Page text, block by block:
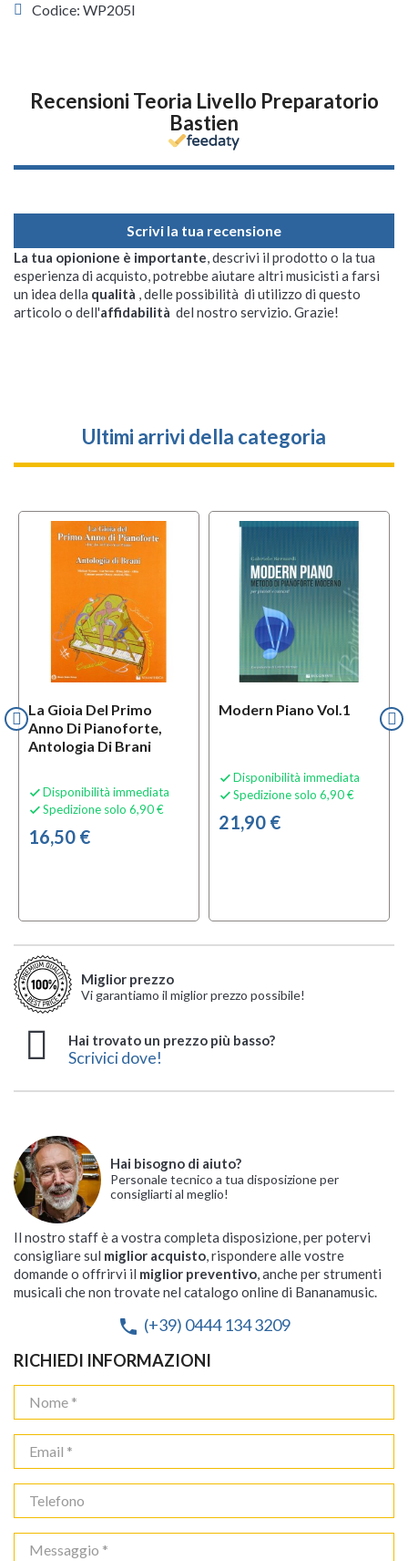
Codice: WP205I
Recensioni Teoria Livello Preparatorio
Bastien
Scrivi la tua recensione
La tua opionione è importante, descrivi il prodotto o la tua
esperienza di acquisto, potrebbe aiutare altri musicisti a farsi
un idea della qualità , delle possibilità di utilizzo di questo
articolo o dell'affidabilità del nostro servizio. Grazie!
Ultimi arrivi della categoria
La Gioia Del Primo
Anno Di Pianoforte,
Antologia Di Brani
 Disponibilità immediata
 Spedizione solo 6,90 €
16,50 €
Modern Piano Vol.1
 Disponibilità immediata
 Spedizione solo 6,90 €
21,90 €
Miglior prezzo
Vi garantiamo il miglior prezzo possibile!
Hai trovato un prezzo più basso?
Scrivici dove!
Hai bisogno di aiuto?
Personale tecnico a tua disposizione per
consigliarti al meglio!
Il nostro staff è a vostra completa disposizione, per potervi
consigliare sul miglior acquisto, rispondere alle vostre
domande o offrirvi il miglior preventivo, anche per strumenti
musicali che non trovate nel catalogo online di Bananamusic.
phone (+39) 0444 134 3209
RICHIEDI INFORMAZIONI